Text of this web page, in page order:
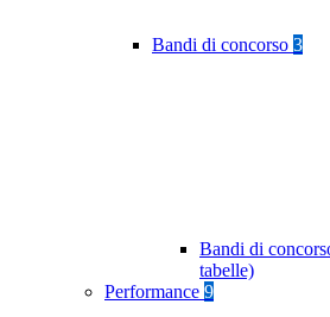
Bandi di concorso 3
Bandi di
tabelle)
Performance 9